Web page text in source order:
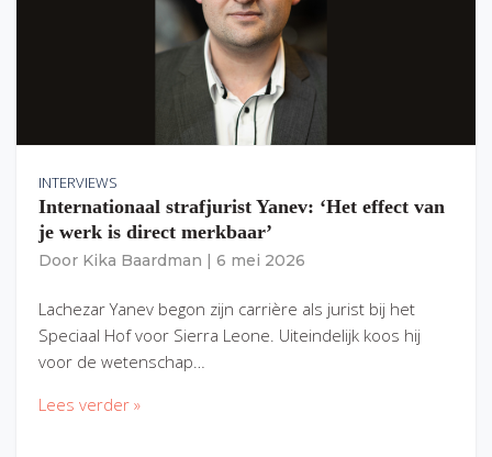
INTERVIEWS
Internationaal strafjurist Yanev: ‘Het effect van
je werk is direct merkbaar’
Door Kika Baardman 6 mei 2026
Lachezar Yanev begon zijn carrière als jurist bij het
Speciaal Hof voor Sierra Leone. Uiteindelijk koos hij
voor de wetenschap…
Lees verder »